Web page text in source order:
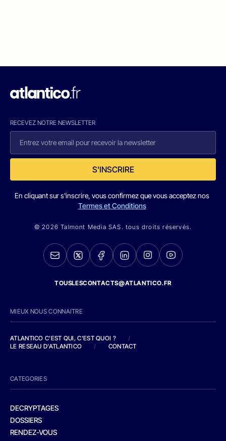
RECEVEZ NOTRE NEWSLETTER
S'INSCRIRE
En cliquant sur s'inscrire, vous confirmez que vous acceptez nos
Termes et Conditions
© 2026 Talmont Media SAS. tous droits réservés.
TOUSLESCONTACTS@ATLANTICO.FR
MIEUX NOUS CONNAITRE
ATLANTICO C'EST QUI, C'EST QUOI ?
/
LE RESEAU D'ATLANTICO
/ CONTACT
CATEGORIES
DECRYPTAGES
DOSSIERS
RENDEZ-VOUS